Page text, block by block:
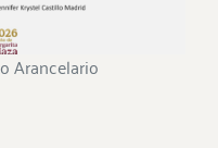
Arancelario